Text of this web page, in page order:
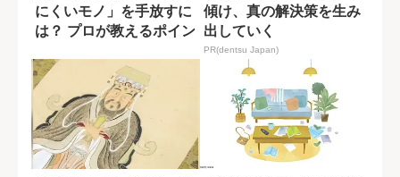
にくいモノ」を手放すに
は？ プロが教えるポイン
傾け、真の解決策を生み
出していく
PR(dentsu Japan)